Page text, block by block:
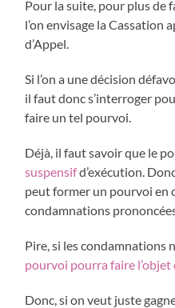
Pour la suite, pour plus de
l’on envisage la Cassation
d’Appel.
Si l’on a une décision
il faut donc s’interroger
faire un tel pourvoi.
Déjà, il faut savoir que le
suspensifd’exécution.
peut former un pourvoi en
condamnations
Pire, si les condamnations
pourvoi pourra faire l’objet
Donc, si on veut juste